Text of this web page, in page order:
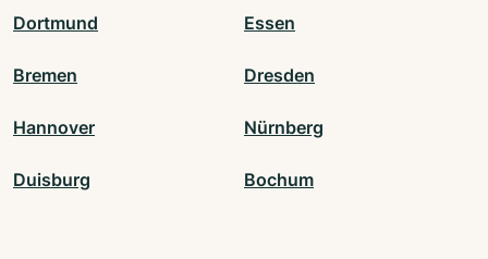
Dortmund Essen
Bremen Dresden
Hannover Nürnberg
Duisburg Bochum